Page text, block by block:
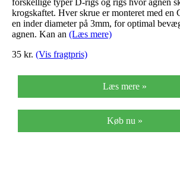
krogskaftet. Hver skrue er monteret med en
en inder diameter på 3mm, for optimal
agnen. Kan an (Læs mere)
35 kr. (Vis fragtpris)
Læs mere »
Køb nu »